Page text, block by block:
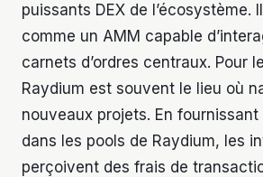
puissants DEX de l’écosystème.
comme un AMM capable
carnets d’ordres centraux. Pour
Raydium est souvent le lieu où
nouveaux projets. En
dans les pools de Raydium, les
perçoivent des frais de